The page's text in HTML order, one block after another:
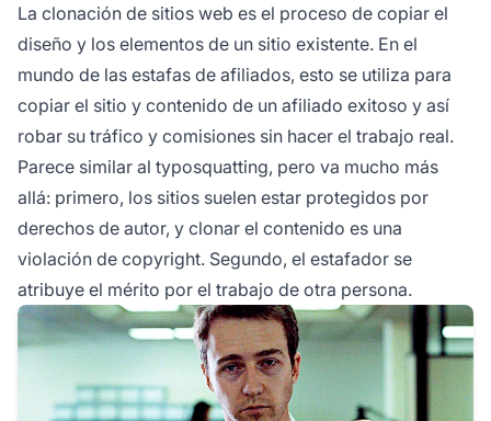
La clonación de sitios web es el proceso de copiar el
diseño y los elementos de un sitio existente. En el
mundo de las estafas de afiliados, esto se utiliza para
copiar el sitio y contenido de un afiliado exitoso y así
robar su tráfico y comisiones sin hacer el trabajo real.
Parece similar al typosquatting, pero va mucho más
allá: primero, los sitios suelen estar protegidos por
derechos de autor, y clonar el contenido es una
violación de copyright. Segundo, el estafador se
atribuye el mérito por el trabajo de otra persona.